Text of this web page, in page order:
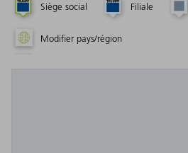
Siège social Filiale
Modifier pays/région